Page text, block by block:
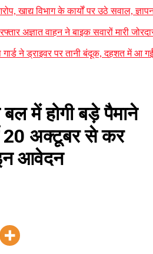
खाद्य विभाग के कार्यों पर उठे सवाल,
अज्ञात वाहन ने बाइक सवारों मारी
ने ड्राइवर पर तानी बंदूक, दहशत में आ गईं
में होगी बड़े पैमाने
20 अक्टूबर से कर
आवेदन